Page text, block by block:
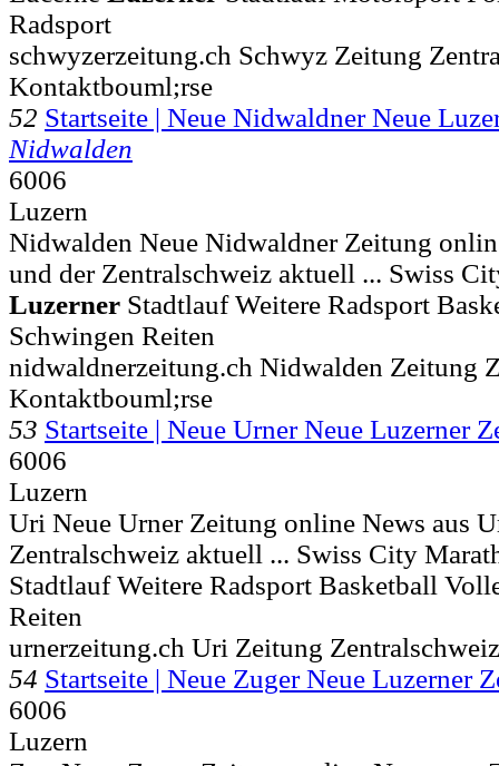
Radsport
schwyzerzeitung.ch Schwyz Zeitung
Kontaktbouml;rse
52 Startseite | Neue Nidwaldner Neue
Nidwalden
6006
Luzern
Nidwalden Neue Nidwaldner Zeitung
und der Zentralschweiz aktuell ... Swiss
Luzerner Stadtlauf Weitere Radsport
Schwingen Reiten
nidwaldnerzeitung.ch Nidwalden Zeitung
Kontaktbouml;rse
53 Startseite | Neue Urner Neue Luzerner
6006
Luzern
Uri Neue Urner Zeitung online News aus
Zentralschweiz aktuell ... Swiss City
Stadtlauf Weitere Radsport Basketball
Reiten
urnerzeitung.ch Uri Zeitung
54 Startseite | Neue Zuger Neue Luzerner
6006
Luzern